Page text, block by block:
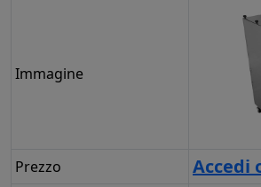
Immagine
Prezzo Accedi